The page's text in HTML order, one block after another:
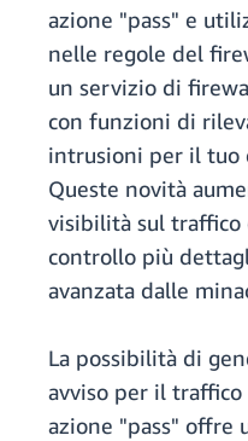
azione "pass" e
nelle regole del
un servizio di
con funzioni di
intrusioni per il tuo
Queste novità
visibilità sul
controllo più
avanzata dalle
La possibilità di
avviso per il
azione "pass" offre